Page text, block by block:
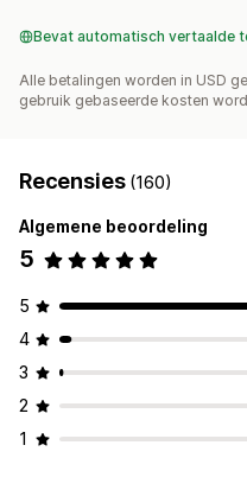
Bevat automatisch vertaalde
Alle betalingen worden in USD
gebruik gebaseerde kosten
Recensies (160)
Algemene beoordeling
5
5
4
3
2
1